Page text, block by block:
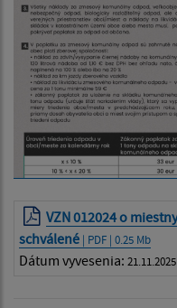
VZN 012024 o
schválené | PDF | 0.25 Mb
Dátum vyvesenia: 21.11.2025